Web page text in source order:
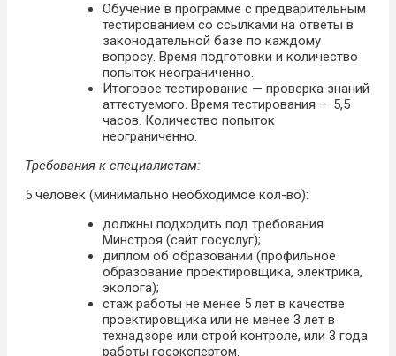
Обучение в программе с предварительным
тестированием со ссылками на ответы в
законодательной базе по каждому
вопросу. Время подготовки и количество
попыток неограниченно.
Итоговое тестирование — проверка знаний
аттестуемого. Время тестирования — 5,5
часов. Количество попыток
неограниченно.
Требования к специалистам:
5 человек (минимально необходимое кол-во):
должны подходить под требования
Минстроя (сайт госуслуг);
диплом об образовании (профильное
образование проектировщика, электрика,
эколога);
стаж работы не менее 5 лет в качестве
проектировщика или не менее 3 лет в
технадзоре или строй контроле, или 3 года
работы госэкспертом.